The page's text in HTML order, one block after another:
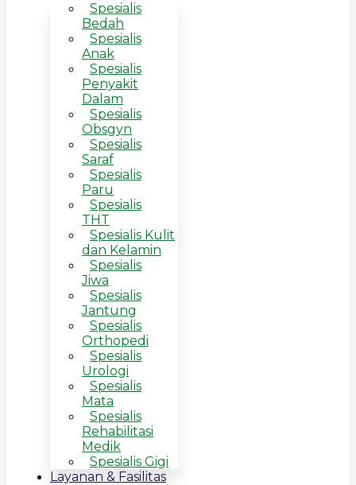
Spesialis
Bedah
Spesialis
Anak
Spesialis
Penyakit
Dalam
Spesialis
Obsgyn
Spesialis
Saraf
Spesialis
Paru
Spesialis
THT
Spesialis Kulit
dan Kelamin
Spesialis
Jiwa
Spesialis
Jantung
Spesialis
Orthopedi
Spesialis
Urologi
Spesialis
Mata
Spesialis
Rehabilitasi
Medik
Spesialis Gigi
Layanan & Fasilitas